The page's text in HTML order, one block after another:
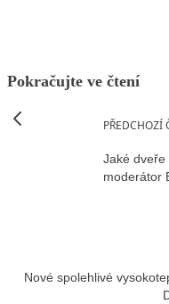
Pokračujte ve čtení
PŘEDCHOZÍ
Jaké dveře
moderátor
Nové spolehlivé